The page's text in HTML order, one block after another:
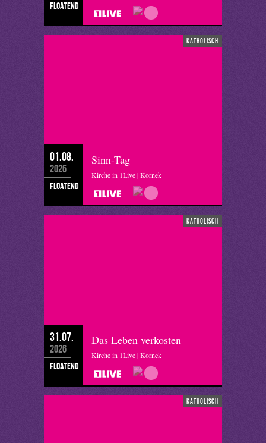
floatend
katholisch
01.08.
2026
floatend
Sinn-Tag
Kirche in 1Live | Kornek
katholisch
31.07.
2026
floatend
Das Leben verkosten
Kirche in 1Live | Kornek
katholisch